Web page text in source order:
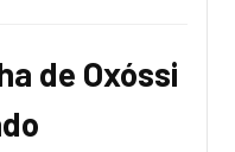
de Oxóssi